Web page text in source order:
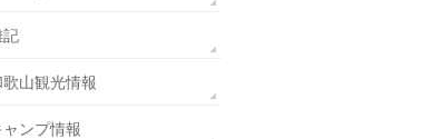
記
歌山観光情報
ャンプ情報